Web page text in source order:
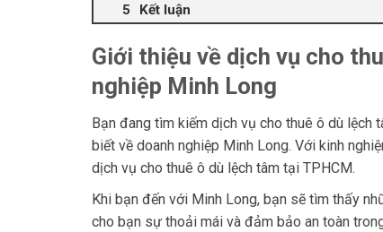
Kết luận
Giới thiệu về dịch vụ cho
nghiệp Minh Long
Bạn đang tìm kiếm dịch vụ cho thuê ô dù
biết về doanh nghiệp Minh Long. Với kinh
dịch vụ cho thuê ô dù lệch tâm tại TPHCM.
Khi bạn đến với Minh Long, bạn sẽ tìm thấy
cho bạn sự thoải mái và đảm bảo an toàn